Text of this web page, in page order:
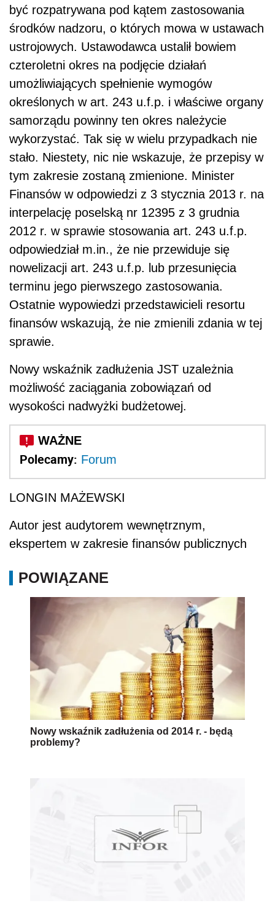
być rozpatrywana pod kątem zastosowania
środków nadzoru, o których mowa w ustawach
ustrojowych. Ustawodawca ustalił bowiem
czteroletni okres na podjęcie działań
umożliwiających spełnienie wymogów
określonych w art. 243 u.f.p. i właściwe organy
samorządu powinny ten okres należycie
wykorzystać. Tak się w wielu przypadkach nie
stało. Niestety, nic nie wskazuje, że przepisy w
tym zakresie zostaną zmienione. Minister
Finansów w odpowiedzi z 3 stycznia 2013 r. na
interpelację poselską nr 12395 z 3 grudnia
2012 r. w sprawie stosowania art. 243 u.f.p.
odpowiedział m.in., że nie przewiduje się
nowelizacji art. 243 u.f.p. lub przesunięcia
terminu jego pierwszego zastosowania.
Ostatnie wypowiedzi przedstawicieli resortu
finansów wskazują, że nie zmienili zdania w tej
sprawie.
Nowy wskaźnik zadłużenia JST uzależnia
możliwość zaciągania zobowiązań od
wysokości nadwyżki budżetowej.
Polecamy: Forum
LONGIN MAŻEWSKI
Autor jest audytorem wewnętrznym,
ekspertem w zakresie finansów publicznych
POWIĄZANE
Nowy wskaźnik zadłużenia od 2014 r. - będą
problemy?